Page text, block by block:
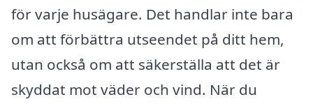
för varje husägare. Det handlar inte bara
om att förbättra utseendet på ditt hem,
utan också om att säkerställa att det är
skyddat mot väder och vind. När du